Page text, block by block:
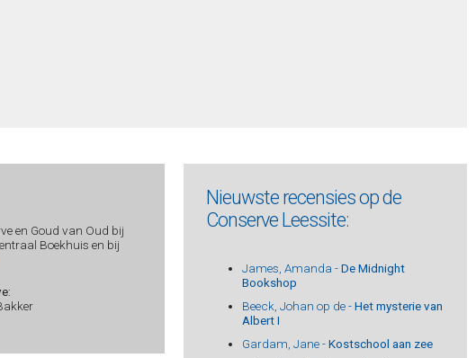
en Goud van Oud bij
Boekhuis en bij
Nieuwste recensies op de
Conserve Leessite:
James, Amanda -De Midnight
Bookshop
Beeck, Johan op de -Het mysterie van
Albert I
Gardam, Jane -Kostschool aan zee